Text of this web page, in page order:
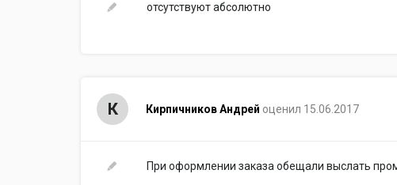
отсутствуют абсолютно
К Кирпичников Андрей оценил 15.06.2017
При оформлении заказа обещали выслать